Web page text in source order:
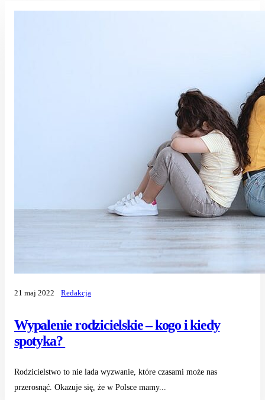
Wypalenie rodzicielskie – kogo i kiedy
spotyka?
21 maj 2022 Redakcja
Rodzicielstwo to nie lada wyzwanie, które czasami może nas
przerosnąć. Okazuje się, że w Polsce mamy...